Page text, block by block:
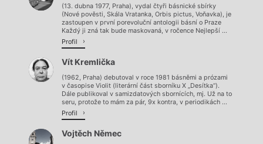
(13. dubna 1977, Praha), vydal čtyři básnické sbírky
(Nové pověsti, Skála Vratanka, Orbis pictus, Voňavka), je
zastoupen v první porevoluční antologii básní o Praze
Každý ji zná tak bude maskovaná, v ročence Nejlepší ...
Profil
Vít Kremlička
(1962, Praha) debutoval v roce 1981 básněmi a prózami
v časopise Violit (literární část sborníku X „Desítka“).
Dále publikoval v samizdatových sbornících, mj. Už na to
seru, protože to mám za pár, 9x kontra, v periodikách ...
Profil
Vojtěch Němec